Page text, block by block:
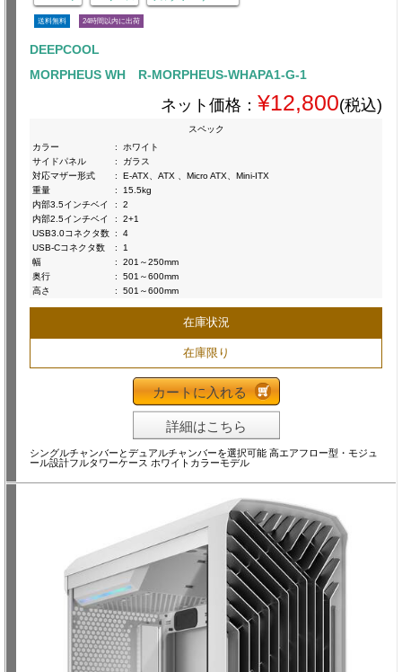
送料無料 24時間以内に出荷
DEEPCOOL
MORPHEUS WH R-MORPHEUS-WHAPA1-G-1
ネット価格： ¥12,800(税込)
スペック
カラー
:
ホワイト
サイドパネル
:
ガラス
対応マザー形式
:
E-ATX、ATX 、Micro ATX、Mini-ITX
重量
:
15.5kg
内部3.5インチベイ
:
2
内部2.5インチベイ
:
2+1
USB3.0コネクタ数 :
4
USB-Cコネクタ数
:
1
幅
:
201～250mm
奥行
:
501～600mm
高さ
: 501～600mm
在庫状況
在庫限り
カートに入れる
詳細はこちら
シングルチャンバーとデュアルチャンバーを選択可能 高エアフロー型・モジュ
ール設計フルタワーケース ホワイトカラーモデル